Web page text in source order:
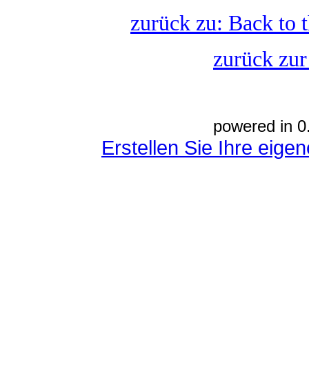
zurück zu: Back to
zurück
powered in
Erstellen Sie Ihre